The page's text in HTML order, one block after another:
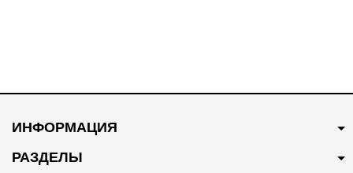
400 грн Купить
Ремень генератора
500 грн Купить
ИНФОРМАЦИЯ
РАЗДЕЛЫ